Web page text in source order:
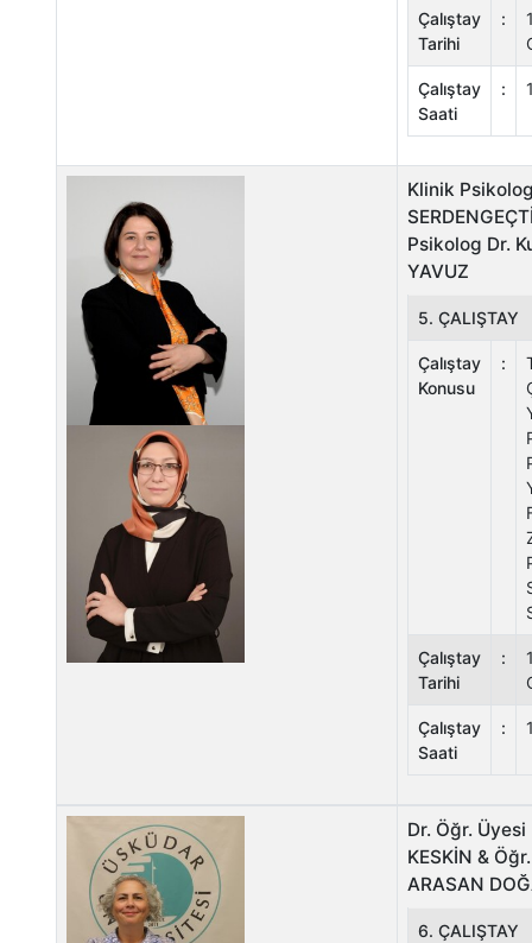
Çalıştay
Tarihi
:
Çalıştay
Saati
:
Klinik
Psikolog Dr.
YAVUZ
5. ÇALIŞTAY
Çalıştay
Konusu
:
Çalıştay
Tarihi
:
Çalıştay
Saati
:
Dr. Öğr.
KESKİN &
ARASAN
6. ÇALIŞTAY